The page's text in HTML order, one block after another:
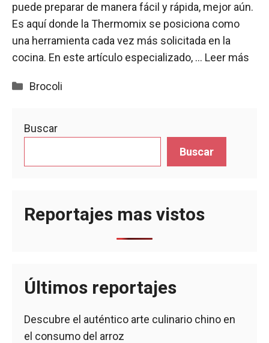
puede preparar de manera fácil y rápida, mejor aún.
Es aquí donde la Thermomix se posiciona como
una herramienta cada vez más solicitada en la
cocina. En este artículo especializado, … Leer más
Categorías
Brocoli
Buscar
Buscar
Reportajes mas vistos
Últimos reportajes
Descubre el auténtico arte culinario chino en
el consumo del arroz